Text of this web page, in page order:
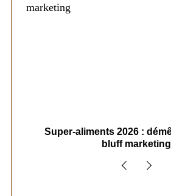
Super-aliments 2026 :
bluff marketing